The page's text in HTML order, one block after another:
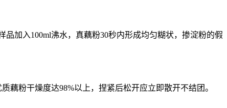
加入100ml沸水，真藕粉30秒内形成均匀糊状，掺淀粉的假
粉干燥度达98%以上，捏紧后松开应立即散开不结团。